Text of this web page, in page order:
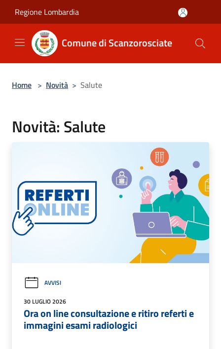
Regione Lombardia
Comune di Scanzorosciate
Home > Novità > Salute
Novità: Salute
AVVISI
30 LUGLIO 2026
Ora on line consultazione e ritiro referti e
immagini esami radiologici